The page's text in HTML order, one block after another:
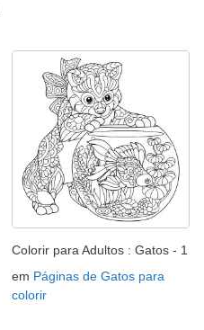
Colorir para Adultos : Gatos - 1
em Páginas de Gatos para
colorir